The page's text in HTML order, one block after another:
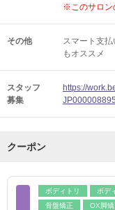
※このサロン
その他 スマート支払
もオススメ
スタッフ
募集
https://
クーポン
ボディトリ ボデ
骨盤矯正
OX脚矯